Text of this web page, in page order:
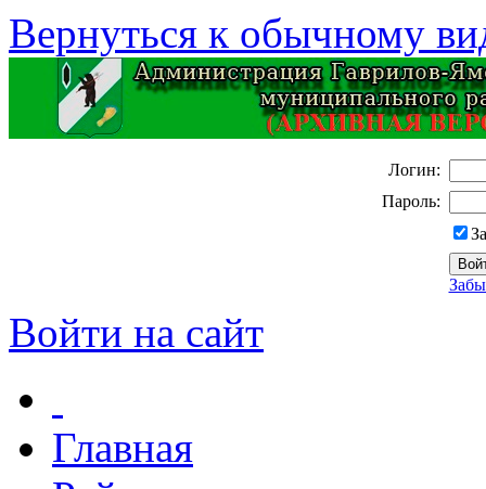
Вернуться к обычному
Логин:
Пароль:
Войти на сайт
Главная